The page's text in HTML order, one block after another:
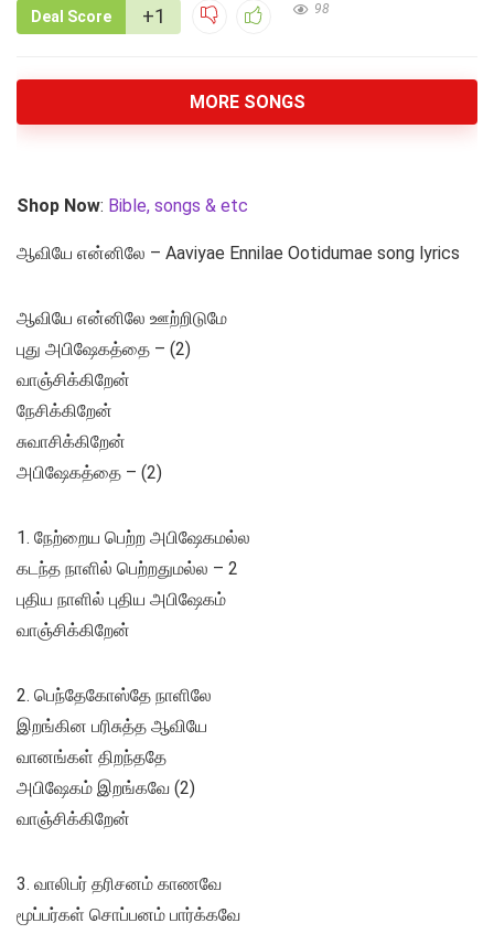
Deal Score +1 98
MORE SONGS
Shop Now: Bible, songs & etc
ஆவியே என்னிலே – Aaviyae Ennilae Ootidumae song lyrics
ஆவியே என்னிலே ஊற்றிடுமே
புது அபிஷேகத்தை – (2)
வாஞ்சிக்கிறேன்
நேசிக்கிறேன்
சுவாசிக்கிறேன்
அபிஷேகத்தை – (2)
1. நேற்றைய பெற்ற அபிஷேகமல்ல
கடந்த நாளில் பெற்றதுமல்ல – 2
புதிய நாளில் புதிய அபிஷேகம்
வாஞ்சிக்கிறேன்
2. பெந்தேகோஸ்தே நாளிலே
இறங்கின பரிசுத்த ஆவியே
வானங்கள் திறந்ததே
அபிஷேகம் இறங்கவே (2)
வாஞ்சிக்கிறேன்
3. வாலிபர் தரிசனம் காணவே
மூப்பர்கள் சொப்பனம் பார்க்கவே